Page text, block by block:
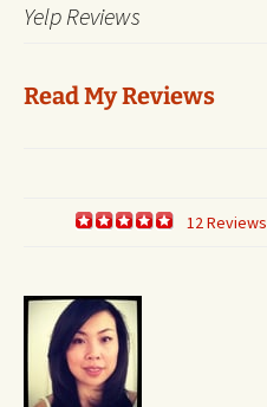
Yelp Reviews
Read My Reviews
12 Reviews